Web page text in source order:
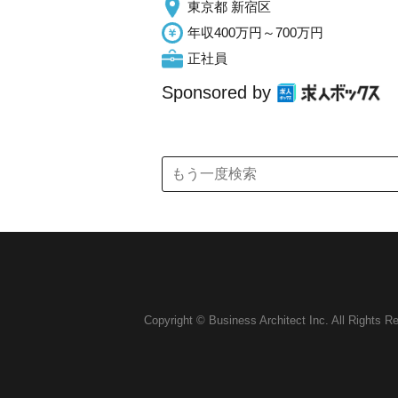
東京都 新宿区
年収400万円～700万円
正社員
Sponsored by
Copyright © Business Architect Inc. All Rights